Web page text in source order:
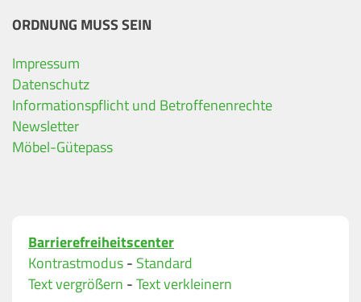
ORDNUNG MUSS SEIN
Impressum
Datenschutz
Informationspflicht und Betroffenenrechte
Newsletter
Möbel-Gütepass
Barrierefreiheitscenter
Kontrastmodus- Standard
Text vergrößern -Text verkleinern
Ihre Kontaktdaten
Alle mit Stern gekennzeichneten Felder sind
Name
Bitte geben Sie eine gültige E-Mail-Adresse ein.
Telefon*